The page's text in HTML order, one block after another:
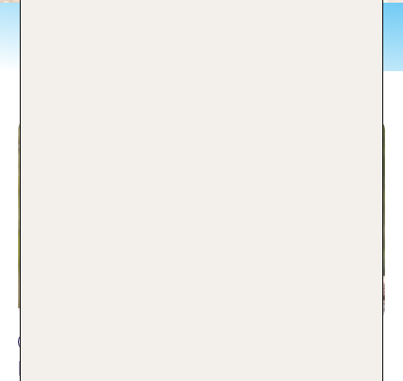
Die TOP 10 besten Zoos in Deutschland